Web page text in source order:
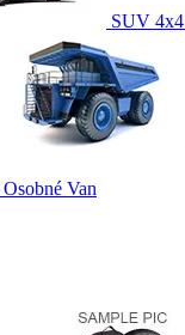
SUV 4x4
Osobné Van